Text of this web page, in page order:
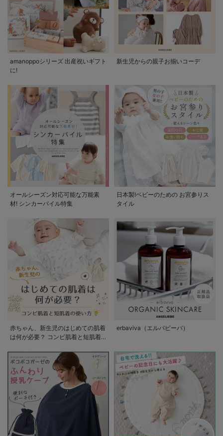
amanoppoシリーズ 出産祝いギフト
に!
新生児からの親子お揃いコーデ
オールシーズン対応可能な万能素
材! シンカーパイル特集
日本製!ベビーのための お宮参りス
タイル
赤ちゃん、新生児のはじめての肌着
は何が必要？ コンビ肌着と短肌着
erbaviva（エルバビーバ）